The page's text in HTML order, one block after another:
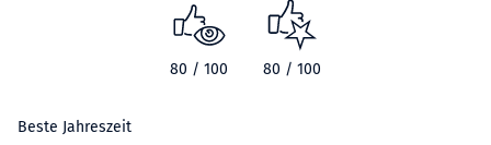
80 / 100 80 / 100
Beste Jahreszeit